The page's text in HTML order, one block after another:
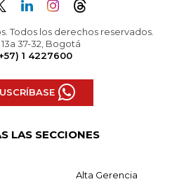
Todos los derechos reservados.
13a 37-32, Bogotá
1 4227600
LAS SECCIONES
Alta Gerencia